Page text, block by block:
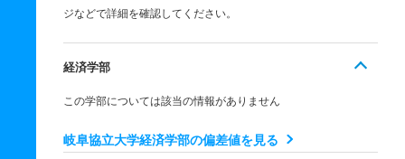
ジなどで詳細を確認してください。
経済学部
この学部については該当の情報がありません
岐阜協立大学経済学部の偏差値を見る